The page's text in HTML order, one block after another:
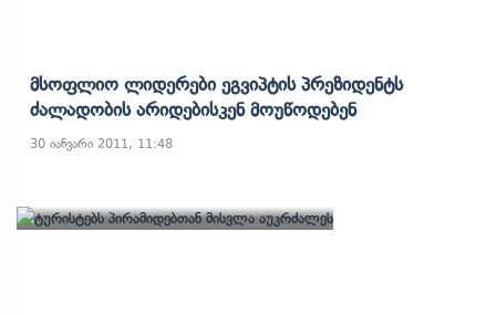
Მსოფლიო Ლიდერები Ეგვიპტის Პრეზიდენტს
Ძალადობის Არიდებისკენ Მოუწოდებენ
30 იანვარი 2011, 11:48